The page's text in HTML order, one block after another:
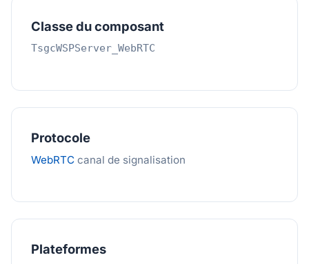
Classe du composant
TsgcWSPServer_WebRTC
Protocole
WebRTC canal de signalisation
Plateformes